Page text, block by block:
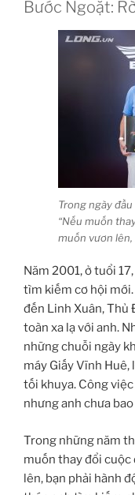
Bước Ngoặt:
Trong ngày
“Nếu muốn
muốn vươn lên,
Năm 2001, ở tuổi
tìm kiếm cơ hội
đến Linh Xuân, Thủ
toàn xa lạ với anh.
những chuỗi ngày
máy Giấy Vĩnh
tối khuya. Công
nhưng anh chưa
Trong những năm
muốn thay đổi cuộc
lên, bạn phải hành